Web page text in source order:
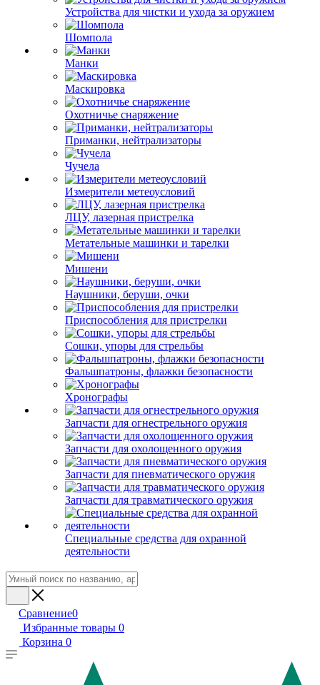
Устройства для чистки и ухода за оружием
Шомпола
Манки
Маскировка
Охотничье снаряжение
Приманки, нейтрализаторы
Чучела
Измерители метеоусловий
ЛЦУ, лазерная пристрелка
Метательные машинки и тарелки
Мишени
Наушники, беруши, очки
Приспособления для пристрелки
Сошки, упоры для стрельбы
Фальшпатроны, флажки безопасности
Хронографы
Запчасти для огнестрельного оружия
Запчасти для охолощенного оружия
Запчасти для пневматического оружия
Запчасти для травматического оружия
Специальные средства для охранной
деятельности
Сравнение0
Избранные товары 0
Корзина 0